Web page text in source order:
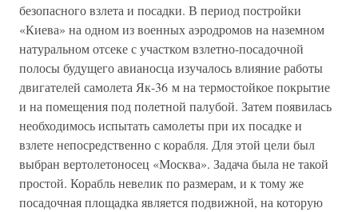
безопасного взлета и посадки. В период постройки
«Киева» на одном из военных аэродромов на наземном
натуральном отсеке с участком взлетно-посадочной
полосы будущего авианосца изучалось влияние работы
двигателей самолета Як-36 м на термостойкое покрытие
и на помещения под полетной палубой. Затем появилась
необходимось испытать самолеты при их посадке и
взлете непосредственно с корабля. Для этой цели был
выбран вертолетоносец «Москва». Задача была не такой
простой. Корабль невелик по размерам, и к тому же
посадочная площадка является подвижной, на которую